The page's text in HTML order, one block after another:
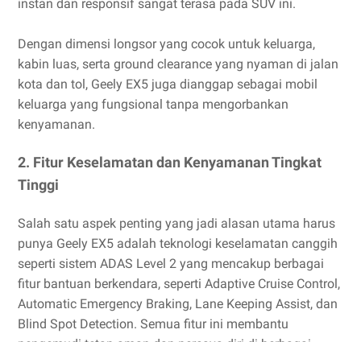
instan dan responsif sangat terasa pada SUV ini.
Dengan dimensi longsor yang cocok untuk keluarga,
kabin luas, serta ground clearance yang nyaman di jalan
kota dan tol, Geely EX5 juga dianggap sebagai mobil
keluarga yang fungsional tanpa mengorbankan
kenyamanan.
2. Fitur Keselamatan dan Kenyamanan Tingkat
Tinggi
Salah satu aspek penting yang jadi alasan utama harus
punya Geely EX5 adalah teknologi keselamatan canggih
seperti sistem ADAS Level 2 yang mencakup berbagai
fitur bantuan berkendara, seperti Adaptive Cruise Control,
Automatic Emergency Braking, Lane Keeping Assist, dan
Blind Spot Detection. Semua fitur ini membantu